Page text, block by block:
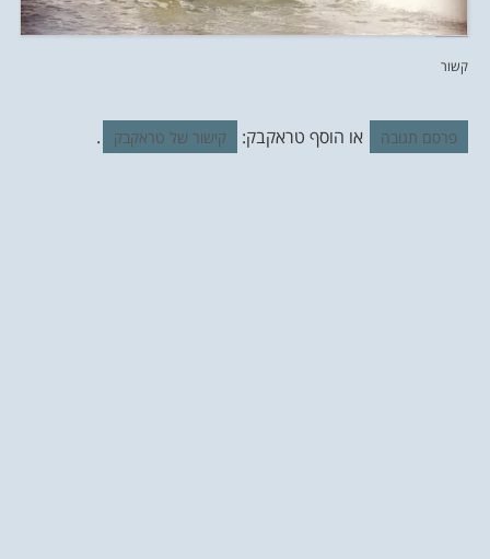
קשור
פרסם תגובה או הוסף טראקבק: קישור של טראקבק .